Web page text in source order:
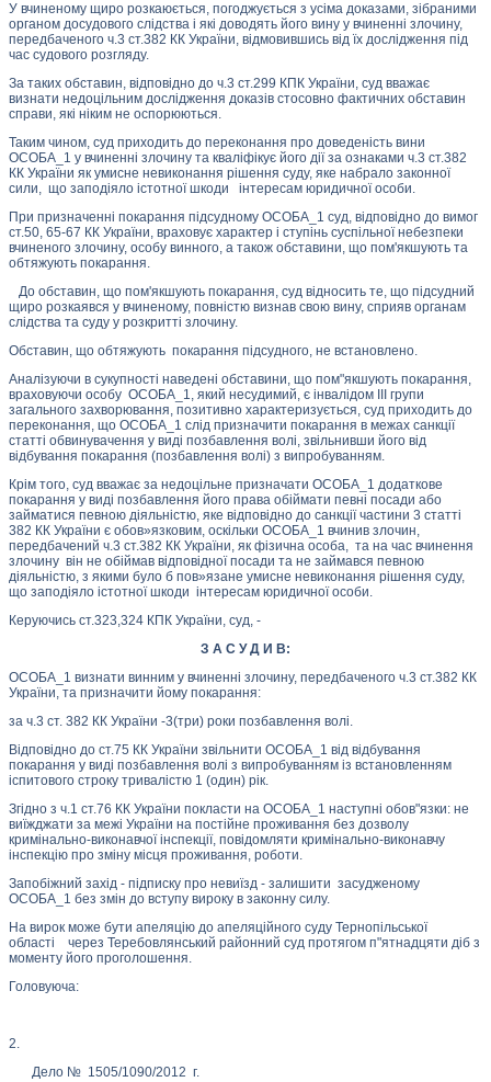
У вчиненому щиро розкаюється, погоджується з усіма доказами, зібраними
органом досудового слідства і які доводять його вину у вчиненні злочину,
передбаченого ч.3 ст.382 КК України, відмовившись від їх дослідження під
час судового розгляду.
За таких обставин, відповідно до ч.3 ст.299 КПК України, суд вважає
визнати недоцільним дослідження доказів стосовно фактичних обставин
справи, які ніким не оспорюються.
Таким чином, суд приходить до переконання про доведеність вини
ОСОБА_1 у вчиненні злочину та кваліфікує його дії за ознаками ч.3 ст.382
КК України як умисне невиконання рішення суду, яке набрало законної
сили, що заподіяло істотної шкоди інтересам юридичної особи.
При призначенні покарання підсудному ОСОБА_1 суд, відповідно до вимог
ст.50, 65-67 КК України, враховує характер і ступінь суспільної небезпеки
вчиненого злочину, особу винного, а також обставини, що пом'якшують та
обтяжують покарання.
До обставин, що пом'якшують покарання, суд відносить те, що підсудний
щиро розкаявся у вчиненому, повністю визнав свою вину, сприяв органам
слідства та суду у розкритті злочину.
Обставин, що обтяжують покарання підсудного, не встановлено.
Аналізуючи в сукупності наведені обставини, що пом"якшують покарання,
враховуючи особу ОСОБА_1, який несудимий, є інвалідом ІІІ групи
загального захворювання, позитивно характеризується, суд приходить до
переконання, що ОСОБА_1 слід призначити покарання в межах санкції
статті обвинувачення у виді позбавлення волі, звільнивши його від
відбування покарання (позбавлення волі) з випробуванням.
Крім того, суд вважає за недоцільне призначати ОСОБА_1 додаткове
покарання у виді позбавлення його права обіймати певні посади або
займатися певною діяльністю, яке відповідно до санкції частини 3 статті
382 КК України є обов»язковим, оскільки ОСОБА_1 вчинив злочин,
передбачений ч.3 ст.382 КК України, як фізична особа, та на час вчинення
злочину він не обіймав відповідної посади та не займався певною
діяльністю, з якими було б пов»язане умисне невиконання рішення суду,
що заподіяло істотної шкоди інтересам юридичної особи.
Керуючись ст.323,324 КПК України, суд, -
З А С У Д И В:
ОСОБА_1 визнати винним у вчиненні злочину, передбаченого ч.3 ст.382 КК
України, та призначити йому покарання:
за ч.3 ст. 382 КК України -3(три) роки позбавлення волі.
Відповідно до ст.75 КК України звільнити ОСОБА_1 від відбування
покарання у виді позбавлення волі з випробуванням із встановленням
іспитового строку тривалістю 1 (один) рік.
Згідно з ч.1 ст.76 КК України покласти на ОСОБА_1 наступні обов"язки: не
виїжджати за межі України на постійне проживання без дозволу
кримінально-виконавчої інспекції, повідомляти кримінально-виконавчу
інспекцію про зміну місця проживання, роботи.
Запобіжний захід - підписку про невиїзд - залишити засудженому
ОСОБА_1 без змін до вступу вироку в законну силу.
На вирок може бути апеляцію до апеляційного суду Тернопільської
області через Теребовлянський районний суд протягом п"ятнадцяти діб з
моменту його проголошення.
Головуюча:
2.
Дело № 1505/1090/2012 г.